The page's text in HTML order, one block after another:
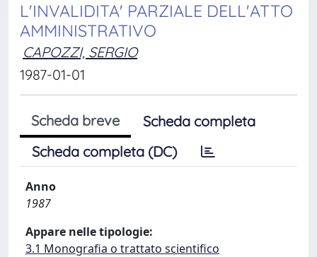
L'INVALIDITA' PARZIALE DELL'ATTO
AMMINISTRATIVO
CAPOZZI, SERGIO
1987-01-01
Scheda breve
Scheda completa
Scheda completa (DC)
Anno
1987
Appare nelle tipologie:
3.1 Monografia o trattato scientifico